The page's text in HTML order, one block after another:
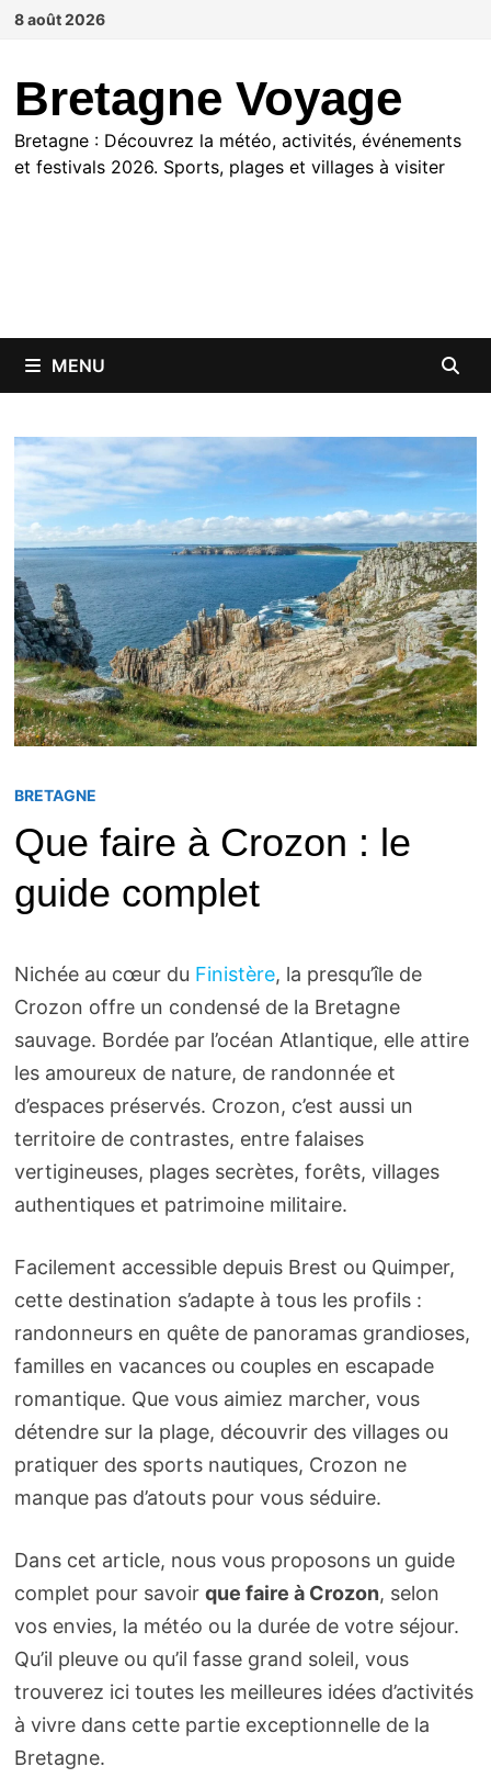
Passer
8 août 2026
Bretagne Voyage
Bretagne : Découvrez la météo, activités, événements
et festivals 2026. Sports, plages et villages à visiter
MENU
BRETAGNE
Que faire à Crozon : le
guide complet
Nichée au cœur du Finistère, la presqu’île de
Crozon offre un condensé de la Bretagne
sauvage. Bordée par l’océan Atlantique, elle attire
les amoureux de nature, de randonnée et
d’espaces préservés. Crozon, c’est aussi un
territoire de contrastes, entre falaises
vertigineuses, plages secrètes, forêts, villages
authentiques et patrimoine militaire.
Facilement accessible depuis Brest ou Quimper,
cette destination s’adapte à tous les profils :
randonneurs en quête de panoramas grandioses,
familles en vacances ou couples en escapade
romantique. Que vous aimiez marcher, vous
détendre sur la plage, découvrir des villages ou
pratiquer des sports nautiques, Crozon ne
manque pas d’atouts pour vous séduire.
Dans cet article, nous vous proposons un guide
complet pour savoir que faire à Crozon, selon
vos envies, la météo ou la durée de votre séjour.
Qu’il pleuve ou qu’il fasse grand soleil, vous
trouverez ici toutes les meilleures idées d’activités
à vivre dans cette partie exceptionnelle de la
Bretagne.